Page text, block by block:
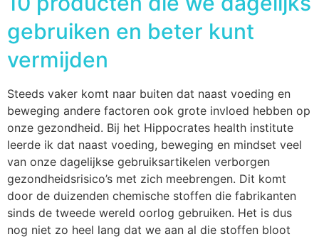
gebruiken en beter kunt
vermijden
Steeds vaker komt naar buiten dat naast voeding en
beweging andere factoren ook grote invloed hebben op
onze gezondheid. Bij het Hippocrates health institute
leerde ik dat naast voeding, beweging en mindset veel
van onze dagelijkse gebruiksartikelen verborgen
gezondheidsrisico’s met zich meebrengen. Dit komt
door de duizenden chemische stoffen die fabrikanten
sinds de tweede wereld oorlog gebruiken. Het is dus
nog niet zo heel lang dat we aan al die stoffen bloot